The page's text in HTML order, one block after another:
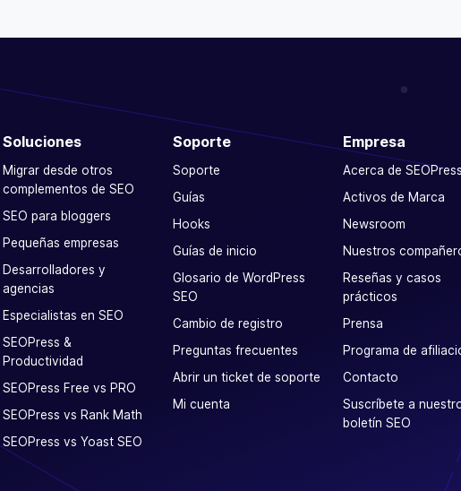
Soluciones
Migrar desde otros
complementos de SEO
SEO para bloggers
Pequeñas empresas
Desarrolladores y
agencias
Especialistas en SEO
SEOPress &
Productividad
SEOPress Free vs PRO
SEOPress vs Rank Math
SEOPress vs Yoast SEO
Soporte
Soporte
Guías
Hooks
Guías de inicio
Glosario de WordPress
SEO
Cambio de registro
Preguntas frecuentes
Abrir un ticket de soporte
Mi cuenta
Empresa
Acerca de
Activos de Marca
Newsroom
Nuestros
Reseñas y casos
prácticos
Prensa
Programa de
Contacto
Suscríbete a
boletín SEO